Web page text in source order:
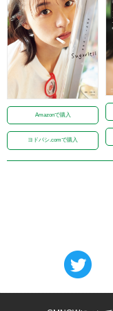
Amazonで購入
ヨドバシ.comで購入